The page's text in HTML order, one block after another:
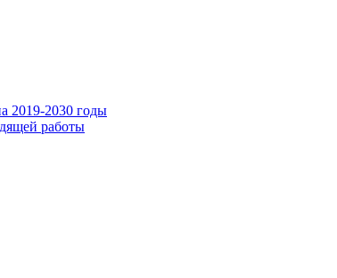
2019-2030 годы
работы